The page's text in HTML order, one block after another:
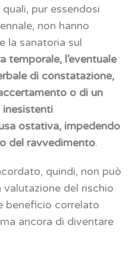
pur essendosi
non hanno
la sanatoria sul
temporale, l’eventuale
di constatazione,
o di un
ostativa, impedendo
del ravvedimento.
quindi, non può
valutazione del rischio
beneficio correlato
ancora di diventare